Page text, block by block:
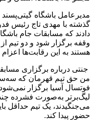
مدیرعامل باشگاه
گذشته با مهدی تاج رئیس
دادند که مسابقات جام
وقفه برگزار شود و دو تیم
هستند به این رقابت‌ها
جنتی درباره برگزاری
من حق تیم قهرمان که
فوتسال آسیا برگزار
لیگ‌برتر به‌صورت فشرده
می‌جنگیدند، یک تیم حداقل
حضور پیدا کند.